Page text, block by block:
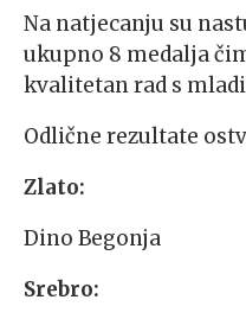
Na natjecanju su
ukupno 8 medalja
kvalitetan rad s
Odlične rezultate
Zlato:
Dino Begonja
Srebro: